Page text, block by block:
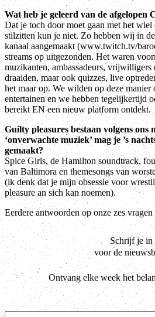
Wat heb je geleerd van de afgelopen
Dat je toch door moet gaan met het
stilzitten kun je niet. Zo hebben wij in
kanaal aangemaakt (www.twitch.tv/
streams op uitgezonden. Het waren
muzikanten, ambassadeurs,
draaiden, maar ook quizzes, live
het maar op. We wilden op deze
entertainen en we hebben tegelijkertijd
bereikt EN een nieuw platform ontdekt.
Guilty pleasures bestaan volgens ons
‘onverwachte muziek’ mag je ’s
gemaakt?
Spice Girls, de Hamilton soundtrack,
van Baltimora en themesongs van
(ik denk dat je mijn obsessie voor
pleasure an sich kan noemen).
Eerdere antwoorden op onze zes vragen
Schrijf je in
voor de
Ontvang elke week het